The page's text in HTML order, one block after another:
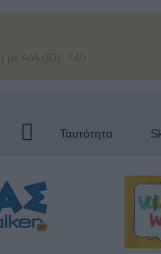
με Α/Α (ID): 740
Ταυτότητα